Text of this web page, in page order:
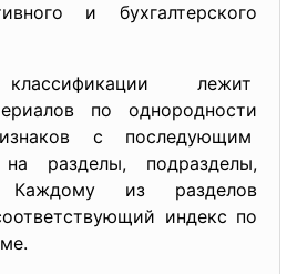
и бухгалтерского
лежит
по однородности
с последующим
на разделы, подразделы,
из разделов
индекс по